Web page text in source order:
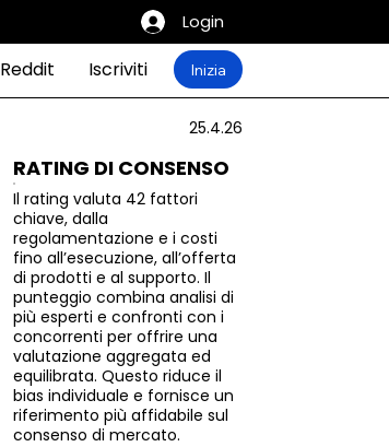
Login
Reddit Iscriviti Inizia
25.4.26
RATING DI CONSENSO
Il rating valuta 42 fattori
chiave, dalla
regolamentazione e i costi
fino all’esecuzione, all’offerta
di prodotti e al supporto. Il
punteggio combina analisi di
più esperti e confronti con i
concorrenti per offrire una
valutazione aggregata ed
equilibrata. Questo riduce il
bias individuale e fornisce un
riferimento più affidabile sul
consenso di mercato.